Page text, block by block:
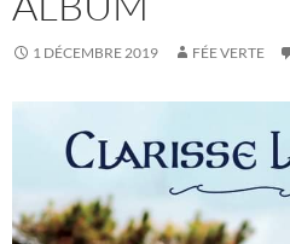
1 DÉCEMBRE 2019 FÉE VERTE